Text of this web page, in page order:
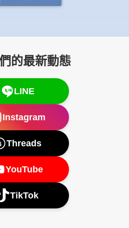
的最新動態
LINE
Instagram
Threads
YouTube
TikTok